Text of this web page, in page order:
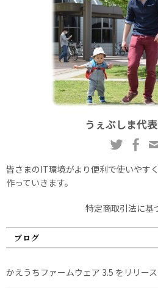
うぇぶしま代
皆さまのIT環境がより便利で使いやす
作っていきます。
特定商取引法に基
ブログ
かえうちファームウェア 3.5 をリリー